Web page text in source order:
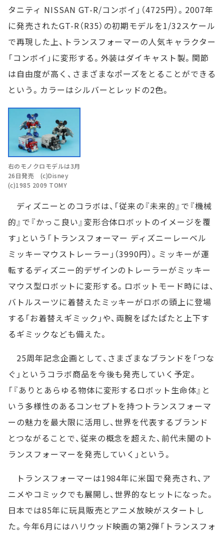
タニティ NISSAN GT-R/コンボイ」（4725円）。2007年
に発売されたGT-R（R35）の初期モデルを1/32スケール
で再現した上、トランスフォーマーの人気キャラクター
「コンボイ」に変形する。外装はダイキャスト製。関節
は自由度が高く、さまざまなポーズをとることができる
という。カラーはシルバーとレッドの2色。
右のモノクロモデルは3月
26日発売 (c)Disney
(c)1985 2009 TOMY
ディズニーとのコラボは、「従来の『未来的』で『機械
的』で『かっこ良い』変形合体ロボットのイメージを覆
す」という「トランスフォーマー ディズニーレーベル
ミッキーマウストレーラー」（3990円）。ミッキーが運
転するディズニー的デザインのトレーラーがミッキー
マウス型ロボットに変形する。ロボットモード時には、
バトルスーツに着替えたミッキーがロボの頭上に登場
する「お着替えギミック」や、両腕をぱたぱたと上下す
るギミックなども備えた。
25周年記念企画として、さまざまなブランドを「つな
ぐ」というコラボ商品を今後も発売していく予定。
「『ありとあらゆる物体に変形するロボット生命体』と
いう多様性のあるコンセプトを持つトランスフォーマ
ーの魅力を最大限に活用し、世界を代表するブランド
とつながることで、従来の概念を超えた、前代未聞のト
ランスフォーマーを発売していく」という。
トランスフォーマーは1984年に米国で発売され、ア
ニメやコミックでも展開し、世界的なヒットになった。
日本では85年に玩具販売とアニメ放映がスタートし
た。今年6月にはハリウッド映画の第2弾「トランスフォ